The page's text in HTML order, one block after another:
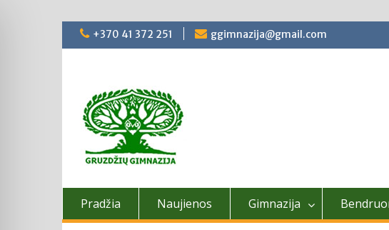
Skip
+370 41 372 251 ggimnazija@gmail.com
Pradžia Naujienos Gimnazija